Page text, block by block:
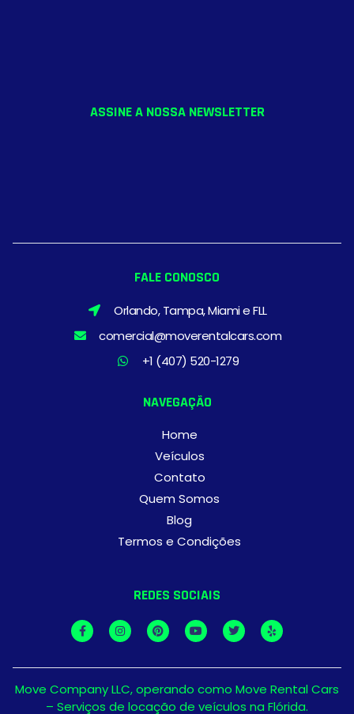
ASSINE A NOSSA NEWSLETTER
FALE CONOSCO
Orlando, Tampa, Miami e FLL
comercial@moverentalcars.com
+1 (407) 520-1279
NAVEGAÇÃO
Home
Veículos
Contato
Quem Somos
Blog
Termos e Condições
REDES SOCIAIS
Move Company LLC, operando como Move Rental Cars
– Serviços de locação de veículos na Flórida.